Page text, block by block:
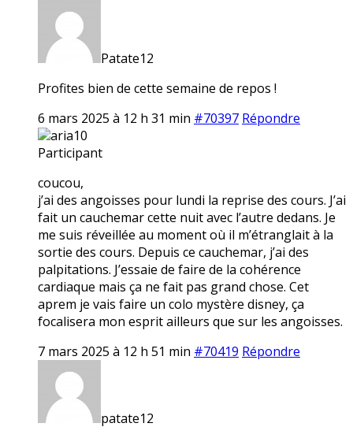
Patate12
Profites bien de cette semaine de repos !
6 mars 2025 à 12 h 31 min #70397 Répondre
aria10
Participant
coucou,
j’ai des angoisses pour lundi la reprise des cours. J’ai
fait un cauchemar cette nuit avec l’autre dedans. Je
me suis réveillée au moment où il m’étranglait à la
sortie des cours. Depuis ce cauchemar, j’ai des
palpitations. J’essaie de faire de la cohérence
cardiaque mais ça ne fait pas grand chose. Cet
aprem je vais faire un colo mystère disney, ça
focalisera mon esprit ailleurs que sur les angoisses.
7 mars 2025 à 12 h 51 min #70419 Répondre
patate12